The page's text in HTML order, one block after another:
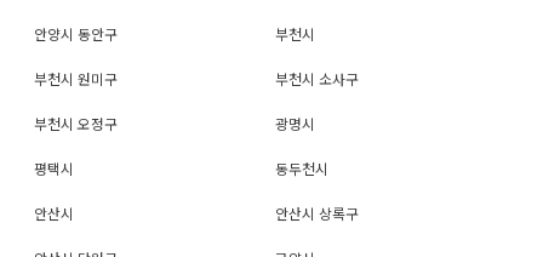
안양시 동안구 부천시
부천시 원미구 부천시 소사구
부천시 오정구 광명시
평택시 동두천시
안산시 안산시 상록구